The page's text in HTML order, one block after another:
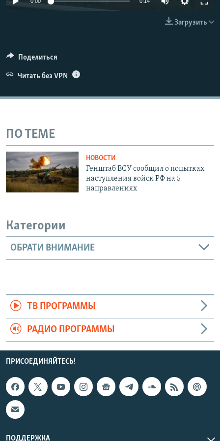
ПОБЕДИТЕЛЕЙ НЕ СУДЯТ?
УКРАИНСКАЯ ПРОБЛЕМА КРЫМА
Все сайты RFE/RL
Auto
240p
Загрузить
Поделиться
Читать без VPN
ПО ТЕМЕ
НОВОСТИ
Генштаб ВСУ сообщил о попытках
наступления войск РФ на 5
направлениях
Категории
ОБРАТИ ВНИМАНИЕ
ТВ ПРОГРАММЫ
РАДИО ПРОГРАММЫ
ПРИСОЕДИНЯЙТЕСЬ!
ПОДДЕРЖКА